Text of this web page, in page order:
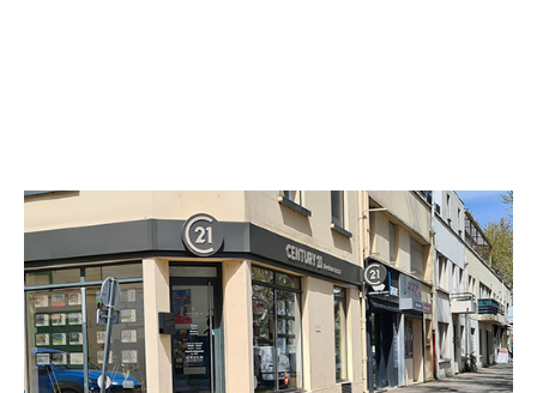
CENTURY 21 Arelate Immo
45 avenue Stalingrad
ARLES - 13200
Envoyer un message